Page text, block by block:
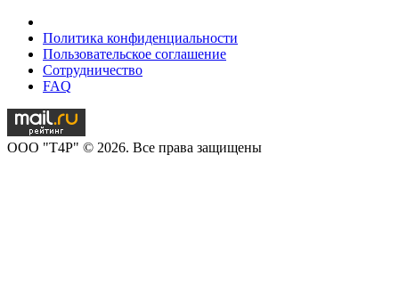
Политика конфиденциальности
Пользовательское соглашение
Сотрудничество
FAQ
OOO "T4P" © 2026. Все права защищены